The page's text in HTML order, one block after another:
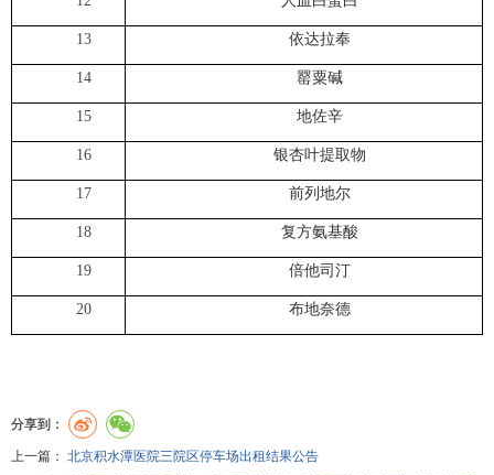
13 依达拉奉
14 罂粟碱
15 地佐辛
16 银杏叶提取物
17 前列地尔
18 复方氨基酸
19 倍他司汀
20 布地奈德
分享到：
上一篇： 北京积水潭医院三院区停车场出租结果公告